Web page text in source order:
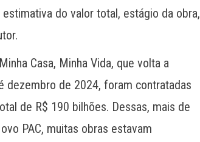
do valor total, estágio da obra,
Casa, Minha Vida, que volta a
dezembro de 2024, foram contratadas
de R$ 190 bilhões. Dessas, mais de
PAC, muitas obras estavam